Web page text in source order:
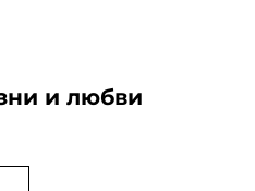
и любви